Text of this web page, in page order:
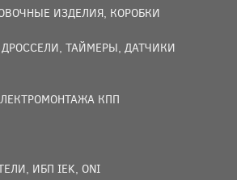
ИЗДЕЛИЯ, КОРОБКИ
ТАЙМЕРЫ, ДАТЧИКИ
КПП
ИБП IEK, ONI